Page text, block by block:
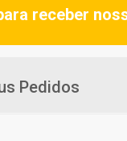
receber
Pedidos